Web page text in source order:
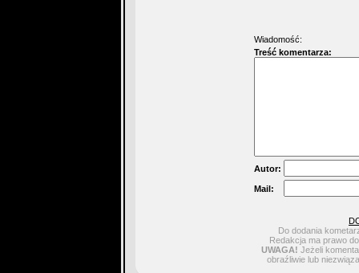
Wiadomość:
Treść komentarza:
Autor:
Mail:
Do dodania
Redakcja ma prawo
UWAGA! Jeżeli
obraźliwie lub